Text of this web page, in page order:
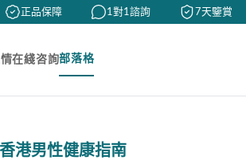
正品保障 1對1諮詢 7天鑒賞
在綫咨詢部落格
港男性健康指南